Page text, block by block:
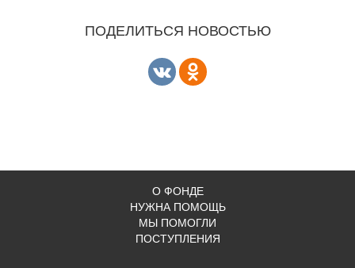
ПОДЕЛИТЬСЯ НОВОСТЬЮ
О ФОНДЕ
НУЖНА ПОМОЩЬ
МЫ ПОМОГЛИ
ПОСТУПЛЕНИЯ